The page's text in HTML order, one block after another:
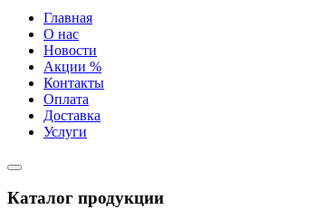
Главная
О нас
Новости
Акции %
Контакты
Оплата
Доставка
Услуги
Каталог продукции